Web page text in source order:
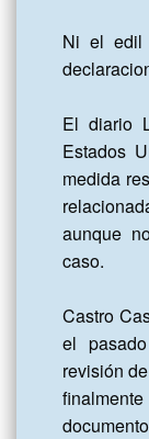
Ni el edil
El diario
Estados
medida
aunque
caso.
Castro
el
revisión